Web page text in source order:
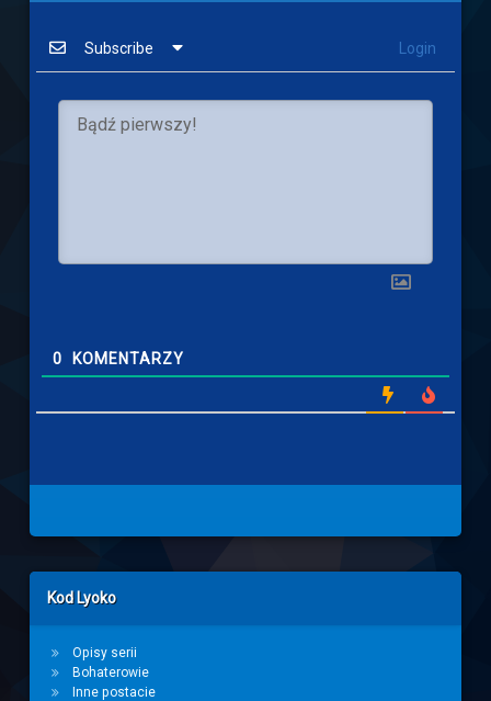
Subscribe Login
0 KOMENTARZY
Left Sidebar
Kod Lyoko
Opisy serii
Bohaterowie
Inne postacie